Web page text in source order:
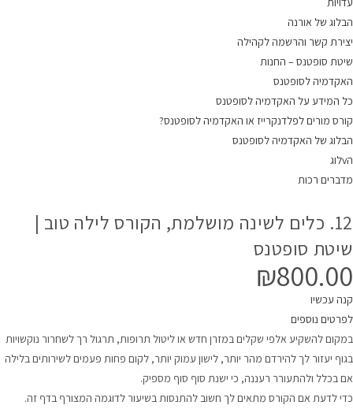
הבלוג של אורנה
יצירת קשר והרשמה לקהילה
שיטת סופטנס – החנות
האקדמיה לסופטנס
כל המידע על האקדמיה לסופטנס
קורס מורים לפלדנקרייז או האקדמיה לסופטנס?
הבלוג של האקדמיה לסופטנס
הvלוג
מדברים רכות
12. כלים לשינה מושלמת, הקורס לילה טוב |
שיטת סופטנס
₪800.00
קנה עכשיו
לפרטים נוספים
במקום להשקיע אלפי שקלים במזרן חדש או ליטול תרופות, תרגול רך לשחרור נוקשויות
בגוף יעזור לך להירדם מהר יותר, לישון עמוק יותר, לקום פחות פעמים לשירותים בלילה
אם בכלל ולהתעורר רעננה, כי ישנת סוף סוף מספיק.
כדי לדעת אם הקורס מתאים לך חשוב להתנסות בשיעור לדוגמה המצורף בדף זה.